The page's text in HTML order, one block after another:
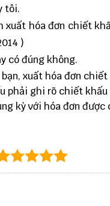
tôi.
xuất hóa đơn chiết
)
có đúng không.
xuất hóa đơn
phải ghi rõ chiết
kỳ với hóa đơn được